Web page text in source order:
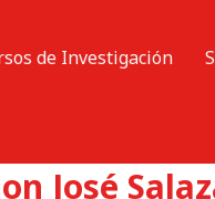
de Investigación
José